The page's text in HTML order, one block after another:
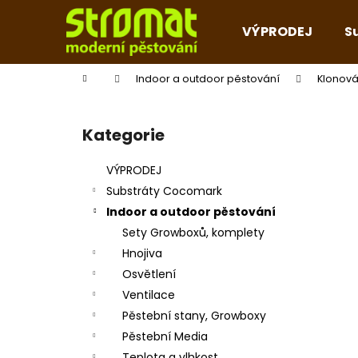
VÝPRODEJ
Domů Indoor a outdoor pěstování
Přeskočit
kategorie
Kategorie
VÝPRODEJ
Substráty Cocomark
Indoor a outdoor pěstování
Sety Growboxů, komplety
Hnojiva
Osvětlení
Ventilace
Pěstební stany, Growboxy
Pěstební Media
í
Zpět
do
Zpět
do